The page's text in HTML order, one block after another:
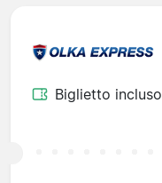
Biglietto incluso